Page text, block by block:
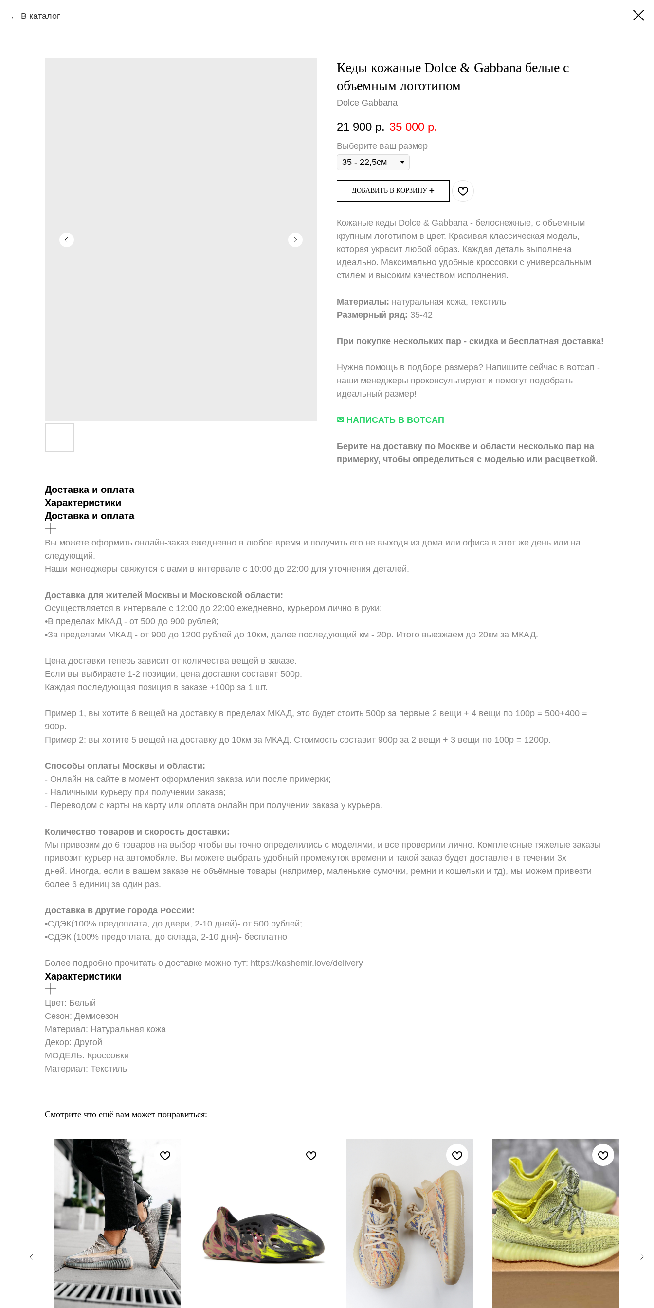
В каталог
Кеды кожаные Dolce & Gabbana белые с
объемным логотипом
Dolce Gabbana
21 900 р. 35 000 р.
Выберите ваш размер
ДОБАВИТЬ В КОРЗИНУ ➕
Кожаные кеды Dolce & Gabbana - белоснежные, с объемным
крупным логотипом в цвет. Красивая классическая модель,
которая украсит любой образ. Каждая деталь выполнена
идеально. Максимально удобные кроссовки с универсальным
стилем и высоким качеством исполнения.
Материалы: натуральная кожа, текстиль
Размерный ряд: 35-42
При покупке нескольких пар - скидка и бесплатная доставка!
Нужна помощь в подборе размера? Напишите сейчас в вотсап -
наши менеджеры проконсультируют и помогут подобрать
идеальный размер!
✉ НАПИСАТЬ В ВОТСАП
Берите на доставку по Москве и области несколько пар на
примерку, чтобы определиться с моделью или расцветкой.
Доставка и оплата
Характеристики
Доставка и оплата
Вы можете оформить онлайн-заказ ежедневно в любое время и получить его не выходя из дома или офиса в этот же день или на
следующий.
Наши менеджеры свяжутся с вами в интервале с 10:00 до 22:00 для уточнения деталей.
Доставка для жителей Москвы и Московской области:
Осуществляется в интервале с 12:00 до 22:00 ежедневно, курьером лично в руки:
•В пределах МКАД - от 500 до 900 рублей;
•За пределами МКАД - от 900 до 1200 рублей до 10км, далее последующий км - 20р. Итого выезжаем до 20км за МКАД.
Цена доставки теперь зависит от количества вещей в заказе.
Если вы выбираете 1-2 позиции, цена доставки составит 500р.
Каждая последующая позиция в заказе +100р за 1 шт.
Пример 1, вы хотите 6 вещей на доставку в пределах МКАД, это будет стоить 500р за первые 2 вещи + 4 вещи по 100р = 500+400 =
900р.
Пример 2: вы хотите 5 вещей на доставку до 10км за МКАД. Стоимость составит 900р за 2 вещи + 3 вещи по 100р = 1200р.
Способы оплаты Москвы и области:
- Онлайн на сайте в момент оформления заказа или после примерки;
- Наличными курьеру при получении заказа;
- Переводом с карты на карту или оплата онлайн при получении заказа у курьера.
Количество товаров и скорость доставки:
Мы привозим до 6 товаров на выбор чтобы вы точно определились с моделями, и все проверили лично. Комплексные тяжелые заказы
привозит курьер на автомобиле. Вы можете выбрать удобный промежуток времени и такой заказ будет доставлен в течении 3х
дней. Иногда, если в вашем заказе не объёмные товары (например, маленькие сумочки, ремни и кошельки и тд), мы можем привезти
более 6 единиц за один раз.
Доставка в другие города России:
•СДЭК(100% предоплата, до двери, 2-10 дней)- от 500 рублей;
•СДЭК (100% предоплата, до склада, 2-10 дня)- бесплатно
Более подробно прочитать о доставке можно тут: https://kashemir.love/delivery
Характеристики
Цвет: Белый
Сезон: Демисезон
Материал: Натуральная кожа
Декор: Другой
МОДЕЛЬ: Кроссовки
Материал: Текстиль
Смотрите что ещё вам может понравиться: